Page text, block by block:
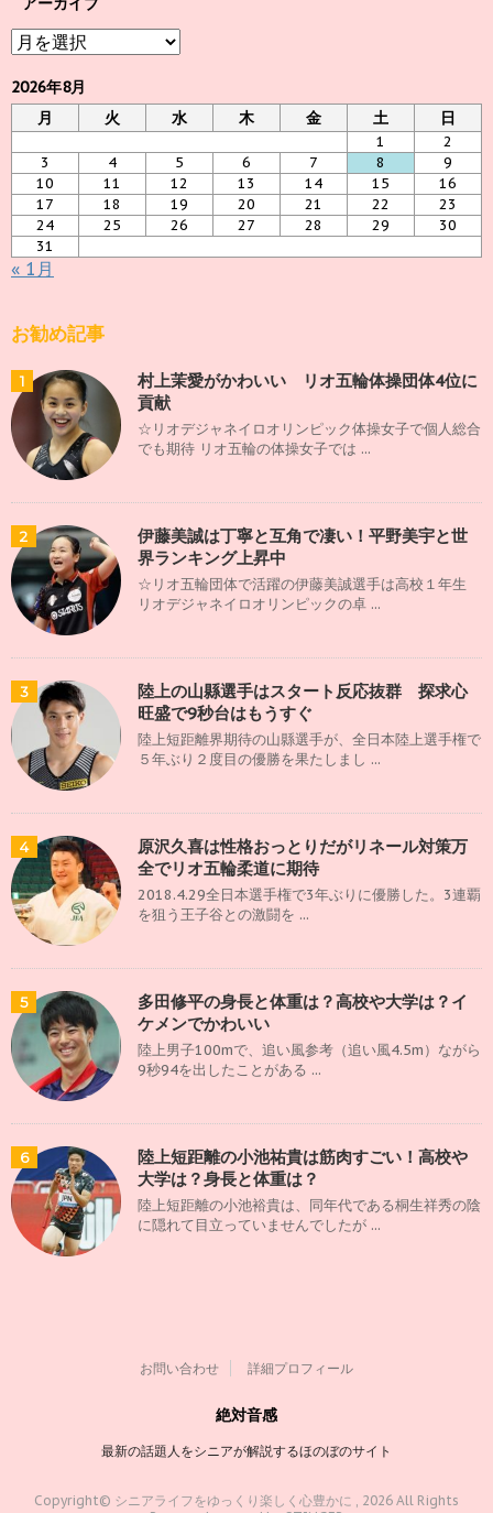
ア
カ
イ
ブ
2026年8月
月
火 水 木 金 土 日
1
2
3
4 5 6 7 8
9
10
11 12 13 14 15
16
17
18 19 20 21 22
23
24
25 26 27 28 29
30
31
« 1月
お勧め記事
1
村上茉愛がかわいい リオ五輪体操団体4位に
貢献
☆リオデジャネイロオリンピック体操女子で個人総合
でも期待 リオ五輪の体操女子では ...
2
伊藤美誠は丁寧と互角で凄い！平野美宇と世
界ランキング上昇中
☆リオ五輪団体で活躍の伊藤美誠選手は高校１年生
リオデジャネイロオリンピックの卓 ...
3
陸上の山縣選手はスタート反応抜群 探求心
旺盛で9秒台はもうすぐ
陸上短距離界期待の山縣選手が、全日本陸上選手権で
５年ぶり２度目の優勝を果たしまし ...
4
原沢久喜は性格おっとりだがリネール対策万
全でリオ五輪柔道に期待
2018.4.29全日本選手権で3年ぶりに優勝した。3連覇
を狙う王子谷との激闘を ...
5
多田修平の身長と体重は？高校や大学は？イ
ケメンでかわいい
陸上男子100mで、追い風参考（追い風4.5m）ながら
9秒94を出したことがある ...
6
陸上短距離の小池祐貴は筋肉すごい！高校や
大学は？身長と体重は？
陸上短距離の小池裕貴は、同年代である桐生祥秀の陰
に隠れて目立っていませんでしたが ...
お問い合わせ 詳細プロフィール
絶対音感
最新の話題人をシニアが解説するほのぼのサイト
Copyright© シニアライフをゆっくり楽しく心豊かに , 2026 All Rights